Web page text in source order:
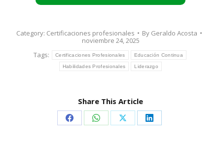
Category: Certificaciones profesionales By Geraldo Acosta
noviembre 24, 2025
Tags:
Certificaciones Profesionales Educación Continua
Habilidades Profesionales Liderazgo
Share This Article
Share Share Share Share